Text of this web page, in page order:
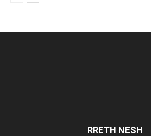
RRETH NESH